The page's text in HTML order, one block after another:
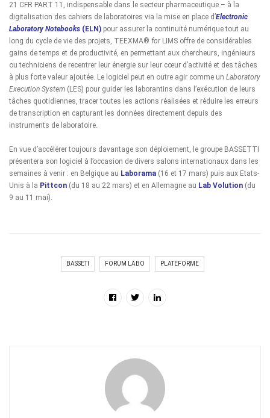
21 CFR PART 11, indispensable dans le secteur pharmaceutique – à la
digitalisation des cahiers de laboratoires via la mise en place d’Electronic
Laboratory Notebooks (ELN) pour assurer la continuité numérique tout au
long du cycle de vie des projets, TEEXMA® forLIMS offre de considérables
gains de temps et de productivité, en permettant aux chercheurs, ingénieurs
ou techniciens de recentrer leur énergie sur leur cœur d’activité et des tâches
à plus forte valeur ajoutée. Le logiciel peut en outre agir comme un Laboratory
Execution System (LES) pour guider les laborantins dans l’exécution de leurs
tâches quotidiennes, tracer toutes les actions réalisées et réduire les erreurs
de transcription en capturant les données directement depuis des
instruments de laboratoire.
En vue d’accélérer toujours davantage son déploiement, le groupe BASSETTI
présentera son logiciel à l’occasion de divers salons internationaux dans les
semaines à venir : en Belgique au Laborama (16 et 17 mars) puis aux Etats-
Unis à la Pittcon (du 18 au 22 mars) et en Allemagne au Lab Volution (du
9 au 11 mai).
BASSETI FORUM LABO PLATEFORME